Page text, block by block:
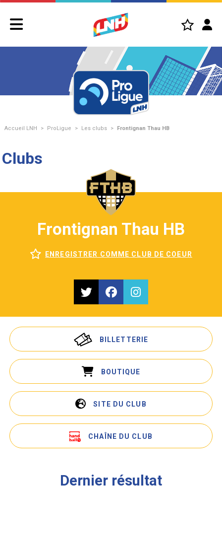
Accueil LNH > ProLigue > Les clubs > Frontignan Thau HB
Clubs
Frontignan Thau HB
ENREGISTRER COMME CLUB DE COEUR
BILLETTERIE
BOUTIQUE
SITE DU CLUB
CHAÎNE DU CLUB
Dernier résultat